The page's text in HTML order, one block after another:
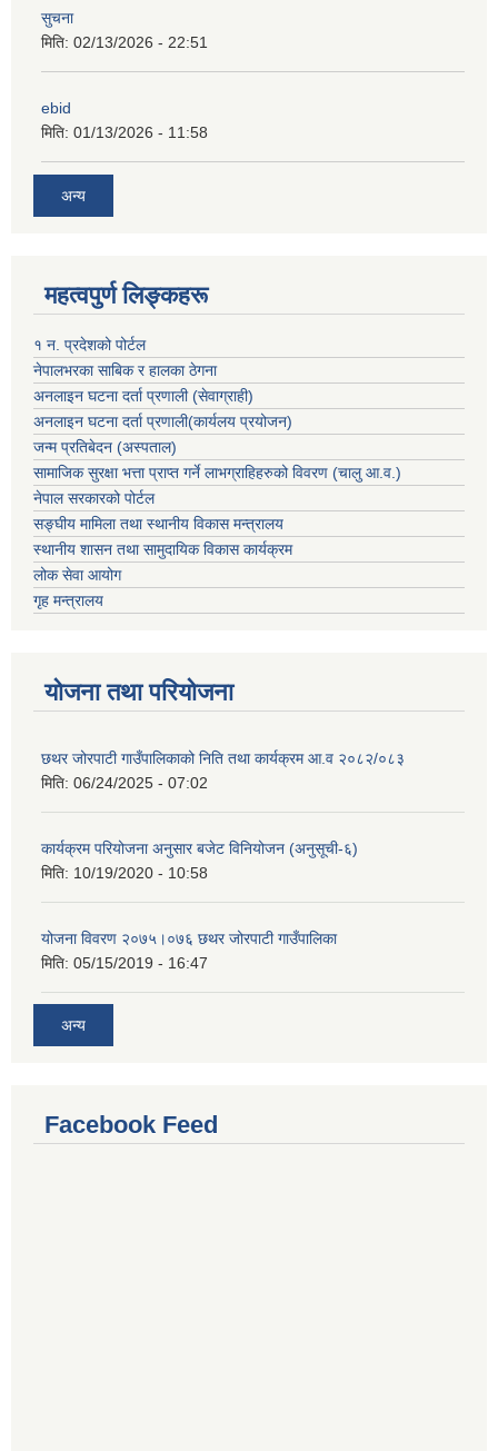
सुचना
मिति: 02/13/2026 - 22:51
ebid
मिति: 01/13/2026 - 11:58
अन्य
महत्वपुर्ण लिङ्कहरू
१ न. प्रदेशको पोर्टल
नेपालभरका साबिक र हालका ठेगना
अनलाइन घटना दर्ता प्रणाली (सेवाग्राही)
अनलाइन घटना दर्ता प्रणाली(कार्यलय प्रयोजन)
जन्म प्रतिबेदन (अस्पताल)
सामाजिक सुरक्षा भत्ता प्राप्त गर्ने लाभग्राहिहरुको विवरण (चालु आ.व.)
नेपाल सरकारको पोर्टल
सङ्घीय मामिला तथा स्थानीय विकास मन्त्रालय
स्थानीय शासन तथा सामुदायिक विकास कार्यक्रम
लोक सेवा आयोग
गृह मन्त्रालय
योजना तथा परियोजना
छथर जोरपाटी गाउँपालिकाको निति तथा कार्यक्रम आ.व २०८२/०८३
मिति: 06/24/2025 - 07:02
कार्यक्रम परियोजना अनुसार बजेट विनियोजन (अनुसूची-६)
मिति: 10/19/2020 - 10:58
योजना विवरण २०७५।०७६ छथर जोरपाटी गाउँपालिका
मिति: 05/15/2019 - 16:47
अन्य
Facebook Feed